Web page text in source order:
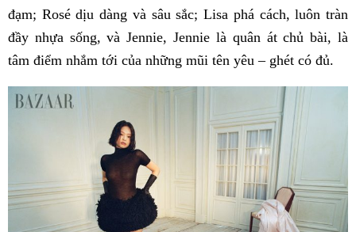
đạm; Rosé dịu dàng và sâu sắc; Lisa phá cách, luôn tràn
đầy nhựa sống, và Jennie, Jennie là quân át chủ bài, là
tâm điểm nhắm tới của những mũi tên yêu – ghét có đủ.